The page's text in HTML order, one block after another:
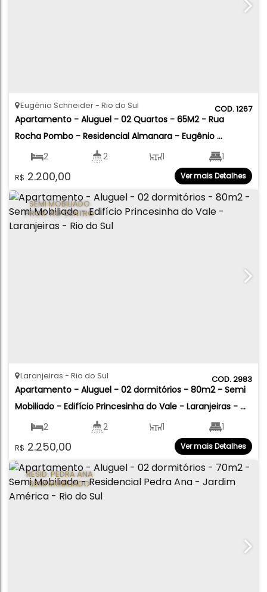
1267
Apartamento - Aluguel - 02 Quartos - 65M2 - Rua
Rocha Pombo - Residencial Almanara - Eugênio
Schneider- Rio do Sul
R$ 2.200,00
Eugênio Schneider Rio do Sul
2 2 1 1
1 Ver mais Detalhes
SEMI MOBILIADO
PROX. AO CENTRO
2983
Apartamento - Aluguel - 02 dormitórios - 80m2 - Semi
Mobiliado - Edifício Princesinha do Vale - Laranjeiras -
Rio do Sul
R$ 2.250,00
Laranjeiras Rio do Sul
2 2 1 1
1 Ver mais Detalhes
RESID. PEDRA ANA
SEMI MOBILIADO